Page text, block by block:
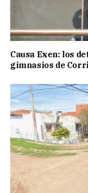
Causa Exen: los
gimnasios de